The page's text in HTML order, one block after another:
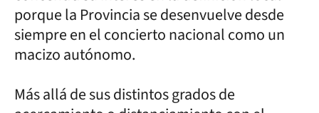
porque la Provincia se desenvuelve desde
siempre en el concierto nacional como un
macizo autónomo.
Más allá de sus distintos grados de